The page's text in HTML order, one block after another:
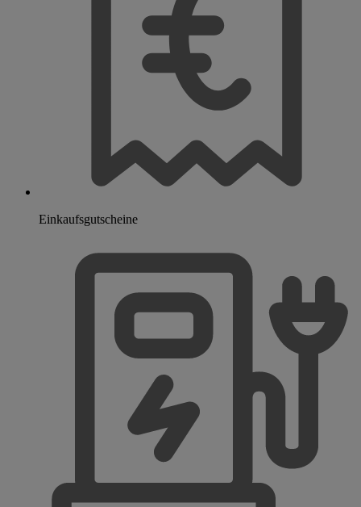
Einkaufsgutscheine